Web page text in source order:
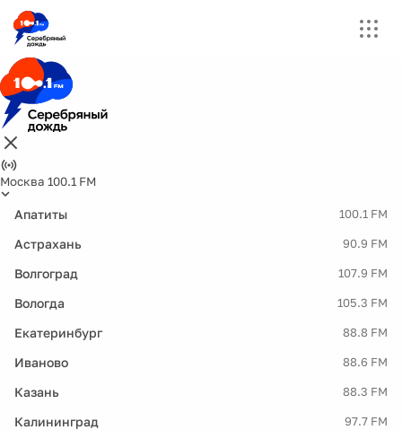
Москва 100.1 FM
Апатиты 100.1 FM
Астрахань 90.9 FM
Волгоград 107.9 FM
Вологда 105.3 FM
Екатеринбург 88.8 FM
Иваново 88.6 FM
Казань 88.3 FM
Калининград 97.7 FM